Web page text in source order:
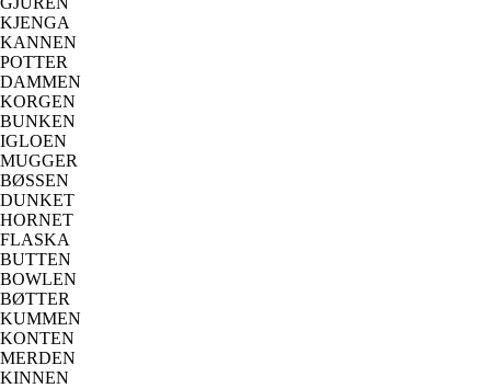
KJENGA
KANNEN
POTTER
DAMMEN
KORGEN
BUNKEN
IGLOEN
MUGGER
BØSSEN
DUNKET
HORNET
FLASKA
BUTTEN
BOWLEN
BØTTER
KUMMEN
KONTEN
MERDEN
KINNEN